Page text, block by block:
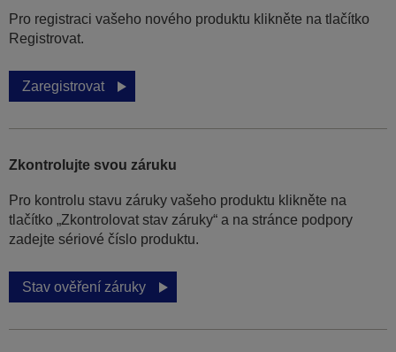
Pro registraci vašeho nového produktu klikněte na tlačítko
Registrovat.
Zaregistrovat
Zkontrolujte svou záruku
Pro kontrolu stavu záruky vašeho produktu klikněte na
tlačítko „Zkontrolovat stav záruky“ a na stránce podpory
zadejte sériové číslo produktu.
Stav ověření záruky